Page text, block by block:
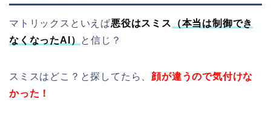
マトリックスといえば悪役はスミス
（本当は制御でき
なくなったAI） と信じ？
スミスはどこ？と探してたら、 顔が違うので気付けな
かった！